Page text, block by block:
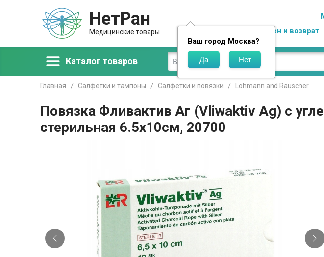
НетРан
Медицинские товары
Ваш город Москва?
Обмен и возврат
Каталог товаров
Главная Салфетки и тампоны Салфетки и повязки Lohmann and Rauscher
Повязка Фливактив Аг (Vliwaktiv Ag) с
стерильная 6.5х10см, 20700